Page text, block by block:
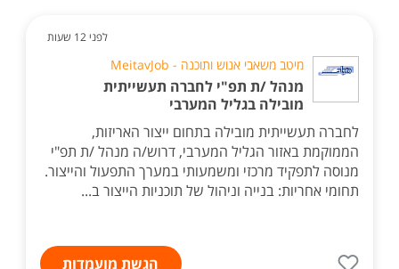
לפני 12 שעות
מיטב משאבי אנוש ותוכנה - MeitavJob
מנהל /ת תפ"י לחברה תעשייתית
מובילה בגליל המערבי
לחברה תעשייתית מובילה בתחום ייצור האריזות,
הממוקמת באזור הגליל המערבי, דרוש/ה מנהל /ת תפ"י
מנוסה לתפקיד מרכזי ומשמעותי במערך התפעול והייצור.
תחומי אחריות: בנייה וניהול של תוכניות הייצור ב...
הגשת מועמדות